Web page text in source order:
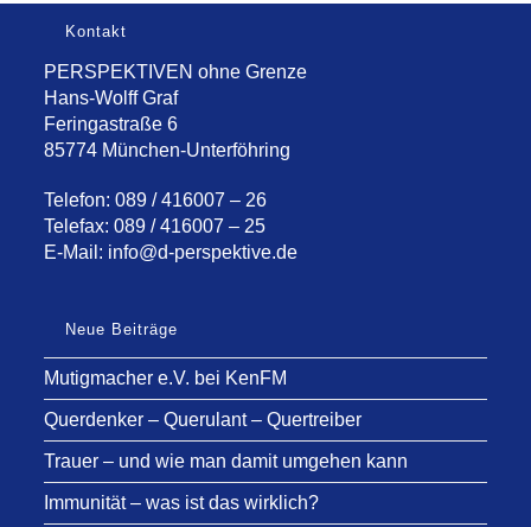
Kontakt
PERSPEKTIVEN ohne Grenze
Hans-Wolff Graf
Feringastraße 6
85774 München-Unterföhring
Telefon: 089 / 416007 – 26
Telefax: 089 / 416007 – 25
E-Mail: info@d-perspektive.de
Neue Beiträge
Mutigmacher e.V. bei KenFM
Querdenker – Querulant – Quertreiber
Trauer – und wie man damit umgehen kann
Immunität – was ist das wirklich?